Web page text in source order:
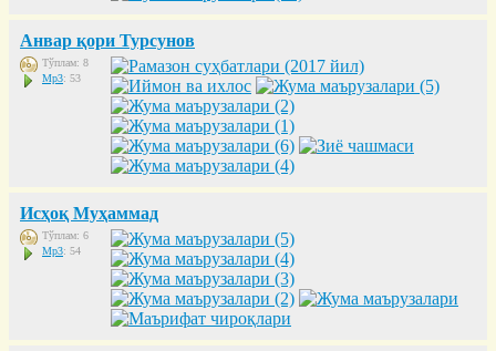
Анвар қори Турсунов
Тўплам: 8
Mp3: 53
Исҳоқ Муҳаммад
Тўплам: 6
Mp3: 54